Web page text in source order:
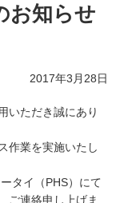
お知らせ
2017年3月28日
いただき誠にあり
作業を実施いたし
タイ（PHS）にて
ご連絡申し上げま